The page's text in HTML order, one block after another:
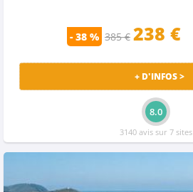
- 38 % 385 € 238 €
+ D'INFOS >
8.0
3140 avis sur 7 sites